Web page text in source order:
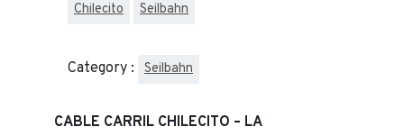
Chilecito Seilbahn
Category : Seilbahn
CABLE CARRIL CHILECITO – LA